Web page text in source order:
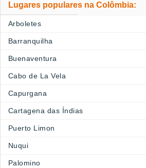
Lugares populares na Colômbia:
Arboletes
Barranquilha
Buenaventura
Cabo de La Vela
Capurgana
Cartagena das Índias
Puerto Limon
Nuqui
Palomino